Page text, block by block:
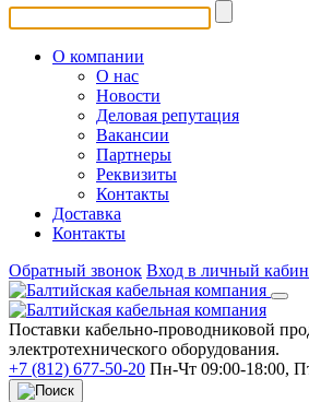
О компании
О нас
Новости
Деловая репутация
Вакансии
Партнеры
Реквизиты
Контакты
Доставка
Контакты
Обратный звонок Вход в личный
Поставки кабельно-проводниковой
электротехнического оборудования.
+7 (812) 677-50-20 Пн-Чт 09:00-18:00,